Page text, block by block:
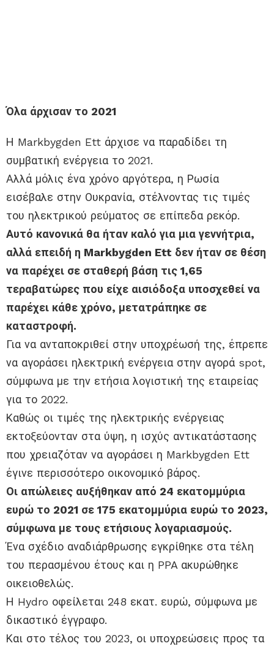
Όλα άρχισαν το 2021
Η Markbygden Ett άρχισε να παραδίδει τη
συμβατική ενέργεια το 2021.
Αλλά μόλις ένα χρόνο αργότερα, η Ρωσία
εισέβαλε στην Ουκρανία, στέλνοντας τις τιμές
του ηλεκτρικού ρεύματος σε επίπεδα ρεκόρ.
Αυτό κανονικά θα ήταν καλό για μια γεννήτρια,
αλλά επειδή η Markbygden Ett δεν ήταν σε θέση
να παρέχει σε σταθερή βάση τις 1,65
τεραβατώρες που είχε αισιόδοξα υποσχεθεί να
παρέχει κάθε χρόνο, μετατράπηκε σε
καταστροφή.
Για να ανταποκριθεί στην υποχρέωσή της, έπρεπε
να αγοράσει ηλεκτρική ενέργεια στην αγορά spot,
σύμφωνα με την ετήσια λογιστική της εταιρείας
για το 2022.
Καθώς οι τιμές της ηλεκτρικής ενέργειας
εκτοξεύονταν στα ύψη, η ισχύς αντικατάστασης
που χρειαζόταν να αγοράσει η Markbygden Ett
έγινε περισσότερο οικονομικό βάρος.
Οι απώλειες αυξήθηκαν από 24 εκατομμύρια
ευρώ το 2021 σε 175 εκατομμύρια ευρώ το 2023,
σύμφωνα με τους ετήσιους λογαριασμούς.
Ένα σχέδιο αναδιάρθρωσης εγκρίθηκε στα τέλη
του περασμένου έτους και η PPA ακυρώθηκε
οικειοθελώς.
Η Hydro οφείλεται 248 εκατ. ευρώ, σύμφωνα με
δικαστικό έγγραφο.
Και στο τέλος του 2023, οι υποχρεώσεις προς τα